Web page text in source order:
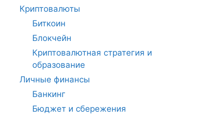
Криптовалюты
Биткоин
Блокчейн
Криптовалютная стратегия и
образование
Личные финансы
Банкинг
Бюджет и сбережения